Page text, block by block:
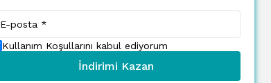
Kullanım Koşullarını kabul ediyorum
İndirimi Kazan